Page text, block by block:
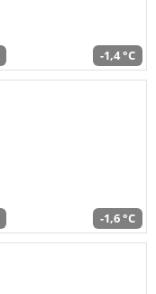
-1,4 °C
-1,6 °C